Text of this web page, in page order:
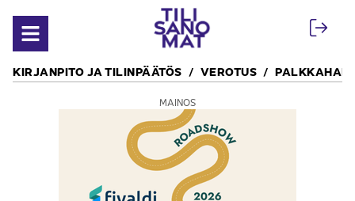
Avaa valikko
KIRJANPITO JA TILINPÄÄTÖS VEROTUS
MAINOS